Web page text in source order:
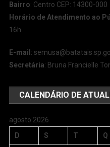
Bairro: Centro CEP: 14300-000
Horário de Atendimento ao
16h
E-mail :
Secretária: Bruna Francielle
CALENDÁRIO DE
agosto 2026
D
S T Q